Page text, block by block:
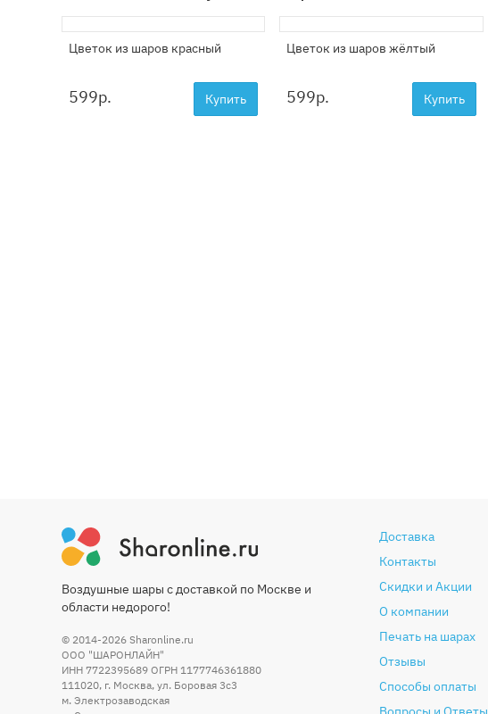
Цветок из шаров красный
599р. Купить
Цветок из шаров жёлтый
599р. Купить
Воздушные шары с доставкой по Москве и
области недорого!
© 2014-2026 Sharonline.ru
ООО "ШАРОНЛАЙН"
ИНН 7722395689 ОГРН 1177746361880
111020, г. Москва, ул. Боровая 3c3
м. Электрозаводская
Доставка
Контакты
Скидки и Акции
О компании
Печать на шарах
Отзывы
Способы оплаты